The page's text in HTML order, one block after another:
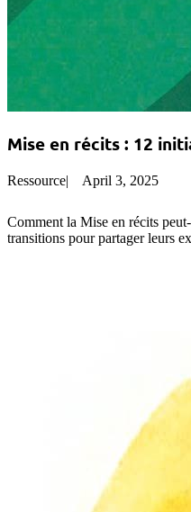
Mise en récits : 12
Ressource| April 3, 2025
Comment la Mise en récits
transitions pour partager leurs